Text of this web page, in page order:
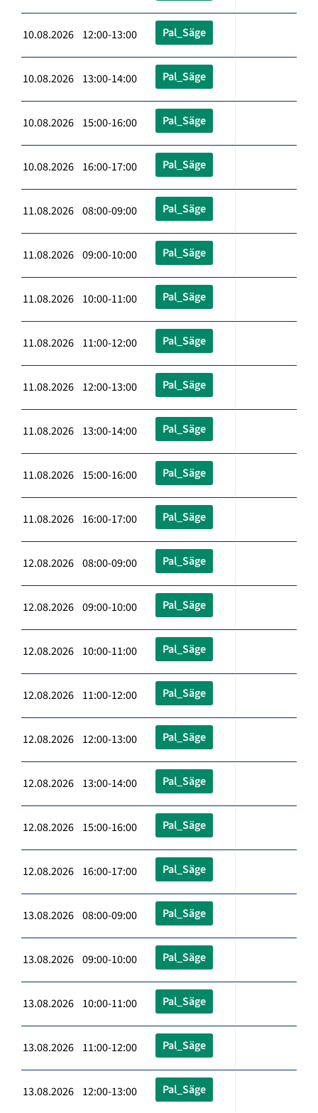
10.08.2026 12:00-13:00 Pal_Säge
10.08.2026 13:00-14:00 Pal_Säge
10.08.2026 15:00-16:00 Pal_Säge
10.08.2026 16:00-17:00 Pal_Säge
11.08.2026 08:00-09:00 Pal_Säge
11.08.2026 09:00-10:00 Pal_Säge
11.08.2026 10:00-11:00 Pal_Säge
11.08.2026 11:00-12:00 Pal_Säge
11.08.2026 12:00-13:00 Pal_Säge
11.08.2026 13:00-14:00 Pal_Säge
11.08.2026 15:00-16:00 Pal_Säge
11.08.2026 16:00-17:00 Pal_Säge
12.08.2026 08:00-09:00 Pal_Säge
12.08.2026 09:00-10:00 Pal_Säge
12.08.2026 10:00-11:00 Pal_Säge
12.08.2026 11:00-12:00 Pal_Säge
12.08.2026 12:00-13:00 Pal_Säge
12.08.2026 13:00-14:00 Pal_Säge
12.08.2026 15:00-16:00 Pal_Säge
12.08.2026 16:00-17:00 Pal_Säge
13.08.2026 08:00-09:00 Pal_Säge
13.08.2026 09:00-10:00 Pal_Säge
13.08.2026 10:00-11:00 Pal_Säge
13.08.2026 11:00-12:00 Pal_Säge
13.08.2026 12:00-13:00 Pal_Säge